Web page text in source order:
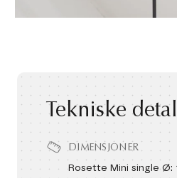
Tekniske
DIMENSJONER
Rosette Mini single Ø: